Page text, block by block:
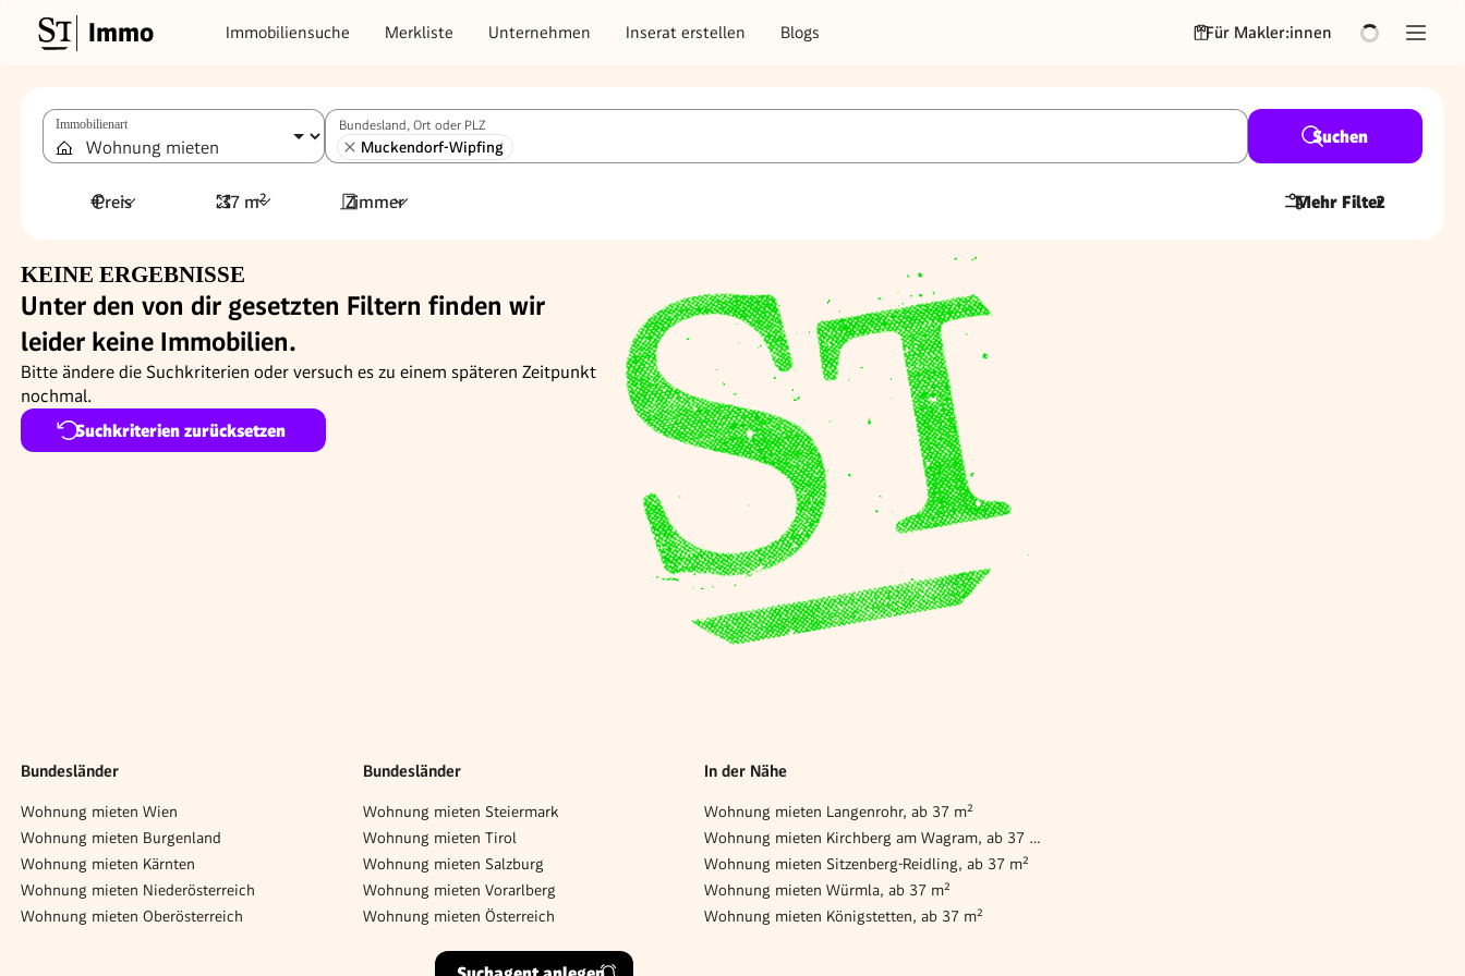
Immo Immobiliensuche Merkliste Unternehmen Inserat erstellen Blogs Für Makler:innen
Immobilienart Bundesland, Ort oder PLZ
Muckendorf-Wipfing
Suchen
Preis 37 m² Zimmer Mehr Filter
2
KEINE ERGEBNISSE
Unter den von dir gesetzten Filtern finden wir
leider keine Immobilien.
Bitte ändere die Suchkriterien oder versuch es zu einem späteren Zeitpunkt
nochmal.
Suchkriterien zurücksetzen
Bundesländer
Wohnung mieten Wien
Wohnung mieten Burgenland
Wohnung mieten Kärnten
Wohnung mieten Niederösterreich
Wohnung mieten Oberösterreich
Bundesländer
Wohnung mieten Steiermark
Wohnung mieten Tirol
Wohnung mieten Salzburg
Wohnung mieten Vorarlberg
Wohnung mieten Österreich
In der Nähe
Wohnung mieten Langenrohr, ab 37 m²
Wohnung mieten Kirchberg am Wagram, ab 37 m²
Wohnung mieten Sitzenberg-Reidling, ab 37 m²
Wohnung mieten Würmla, ab 37 m²
Wohnung mieten Königstetten, ab 37 m²